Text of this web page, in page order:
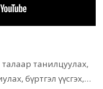
танилцуулах,
бүртгэл үүсгэх,…